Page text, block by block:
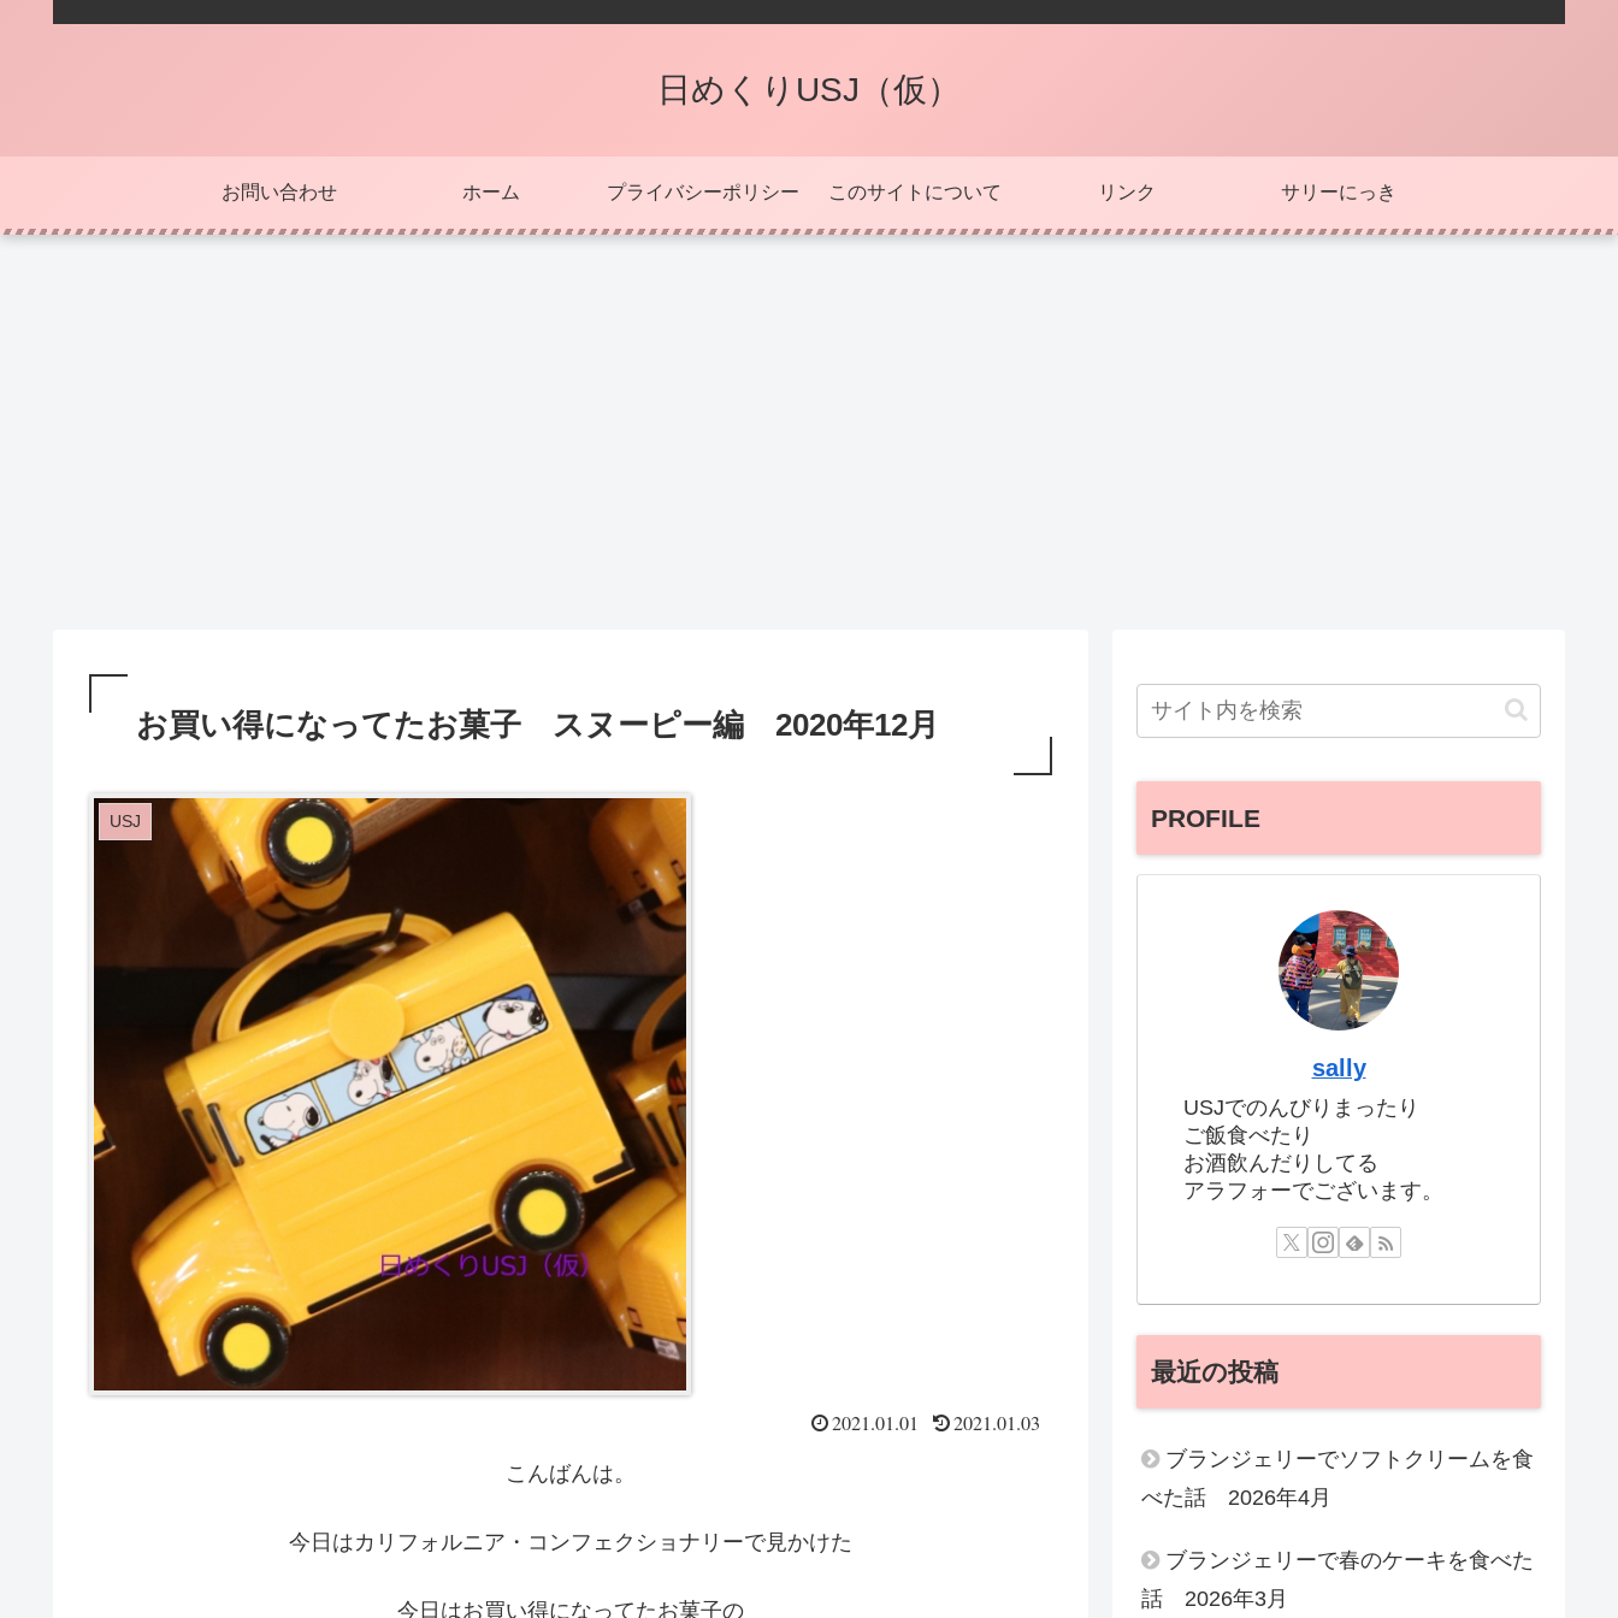
日めくりUSJ（仮）
お問い合わせ ホーム プライバシーポリシー このサイトについて リンク サリーにっき
お買い得になってたお菓子 スヌーピー編 2020年12月
USJ
2021.01.01 2021.01.03
こんばんは。
今日はカリフォルニア・コンフェクショナリーで見かけた
今日はお買い得になってたお菓子の
PROFILE
sally
USJでのんびりまったり
ご飯食べたり
お酒飲んだりしてる
アラフォーでございます。
最近の投稿
ブランジェリーでソフトクリームを食
べた話 2026年4月
ブランジェリーで春のケーキを食べた
話 2026年3月